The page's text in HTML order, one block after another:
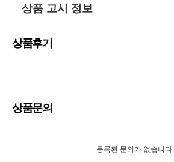
상품 고시 정보
상품후기
상품문의
등록된 문의가 없습니다.